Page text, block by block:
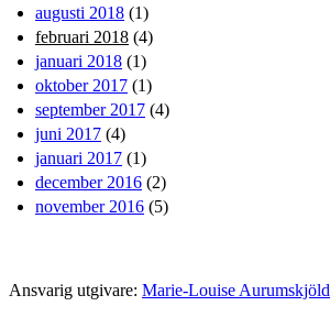
augusti 2018 (1)
februari 2018 (4)
januari 2018 (1)
oktober 2017 (1)
september 2017 (4)
juni 2017 (4)
januari 2017 (1)
december 2016 (2)
november 2016 (5)
Ansvarig utgivare: Marie-Louise Aurumskjöld